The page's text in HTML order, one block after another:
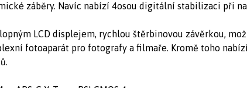
záběry. Navíc nabízí 4osou digitální stabilizaci při
LCD displejem, rychlou štěrbinovou závěrkou,
fotoaparát pro fotografy a filmaře. Kromě toho